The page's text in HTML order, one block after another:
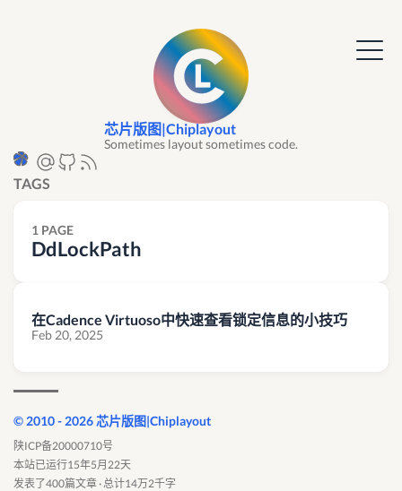
芯片版图|Chiplayout
Sometimes layout sometimes code.
TAGS
1 PAGE
DdLockPath
在Cadence Virtuoso中快速查看锁定信息的小技巧
Feb 20, 2025
© 2010 - 2026 芯片版图|Chiplayout
陕ICP备20000710号
本站已运行15年5月22天
发表了400篇文章 · 总计14万2千字